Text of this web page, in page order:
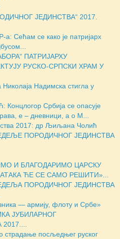
ЈЕДИНСТВА“ 2017.
а: Сећам се како је патријарх
ПАТРИЈАРХУ
РУСКО-СРПСКИ ХРАМ У
Надимска стигла у
Србија се опасује
е – дневници, а о М...
2017: др Љиљана Чолић
ПОРОДИЧНОГ ЈЕДИНСТВА
И БЛАГОДАРИМО ЦАРСКУ
ЋЕ СЕ САМО РЕШИТИ»...
ПОРОДИЧНОГ ЈЕДИНСТВА
— армију, флоту и Србе»
ЈУБИЛАРНОГ
посљедњег руског